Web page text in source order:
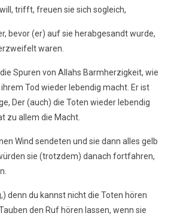
trifft, freuen sie sich sogleich,
bevor (er) auf sie herabgesandt wurde,
waren.
Spuren von Allahs Barmherzigkeit, wie
ihrem Tod wieder lebendig macht. Er ist
Der (auch) die Toten wieder lebendig
zu allem die Macht.
Wind sendeten und sie dann alles gelb
sie (trotzdem) danach fortfahren,
denn du kannst nicht die Toten hören
den Ruf hören lassen, wenn sie